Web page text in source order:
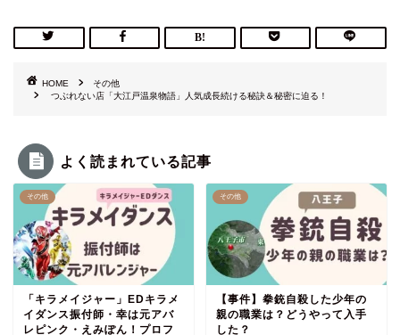
HOME
その他
つぶれない店「大江戸温泉物語」人気成長続ける秘訣＆秘密に迫る！
よく読まれている記事
その他
「キラメイジャー」EDキラメ
イダンス振付師・幸は元アバ
レピンク・えみぽん！プロフ
その他
【事件】拳銃自殺した少年の
親の職業は？どうやって入手
した？